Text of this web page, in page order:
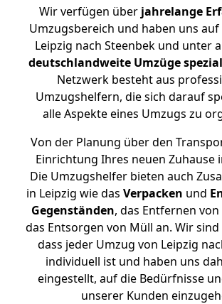
Wir verfügen überjahrelange
Umzugsbereich und haben uns
Leipzig nach Steenbek und unter
deutschlandweite Umzüge
Netzwerk besteht aus
Umzugshelfern, die sich darauf
alle Aspekte eines Umzugs zu
Von der Planung über den
Einrichtung Ihres neuen Zuhause
Die Umzugshelfer bieten auch
in Leipzig wie das Verpacken und
Gegenständen, das Entfernen
das Entsorgen von Müll an. Wir
dass jeder Umzug von Leipzig
individuell ist und haben uns
eingestellt, auf die Bedürfnisse
unserer Kunden